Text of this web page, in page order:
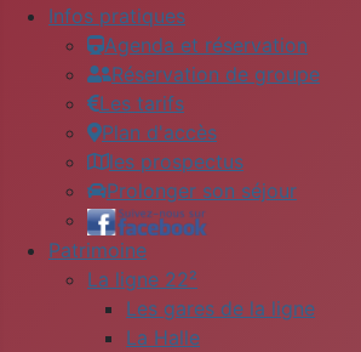
Infos pratiques
Agenda et réservation
Réservation de groupe
Les tarifs
Plan d'accès
les prospectus
Prolonger son séjour
Patrimoine
La ligne 22²
Les gares de la ligne
La Halle